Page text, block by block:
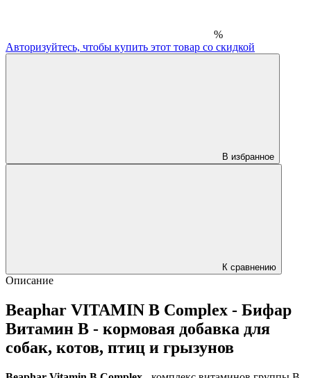
%
Авторизуйтесь, чтобы купить этот товар со скидкой
В избранное
К сравнению
Описание
Beaphar VITAMIN B Complex - Бифар
Витамин В - кормовая добавка для
собак, котов, птиц и грызунов